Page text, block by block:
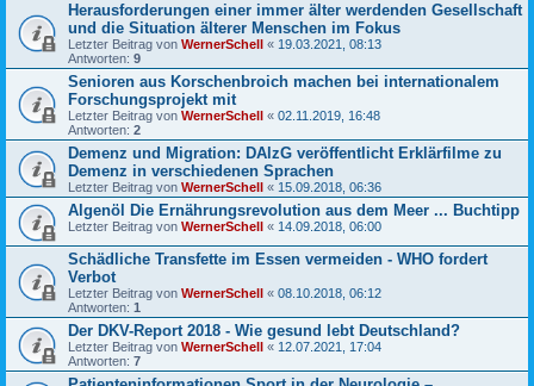
Herausforderungen einer immer älter werdenden Gesellschaft
und die Situation älterer Menschen im Fokus
Letzter Beitrag von WernerSchell « 19.03.2021, 08:13
Antworten: 9
Senioren aus Korschenbroich machen bei internationalem
Forschungsprojekt mit
Letzter Beitrag von WernerSchell « 02.11.2019, 16:48
Antworten: 2
Demenz und Migration: DAlzG veröffentlicht Erklärfilme zu
Demenz in verschiedenen Sprachen
Letzter Beitrag von WernerSchell « 15.09.2018, 06:36
Algenöl Die Ernährungsrevolution aus dem Meer ... Buchtipp
Letzter Beitrag von WernerSchell « 14.09.2018, 06:00
Schädliche Transfette im Essen vermeiden - WHO fordert
Verbot
Letzter Beitrag von WernerSchell « 08.10.2018, 06:12
Antworten: 1
Der DKV-Report 2018 - Wie gesund lebt Deutschland?
Letzter Beitrag von WernerSchell « 12.07.2021, 17:04
Antworten: 7